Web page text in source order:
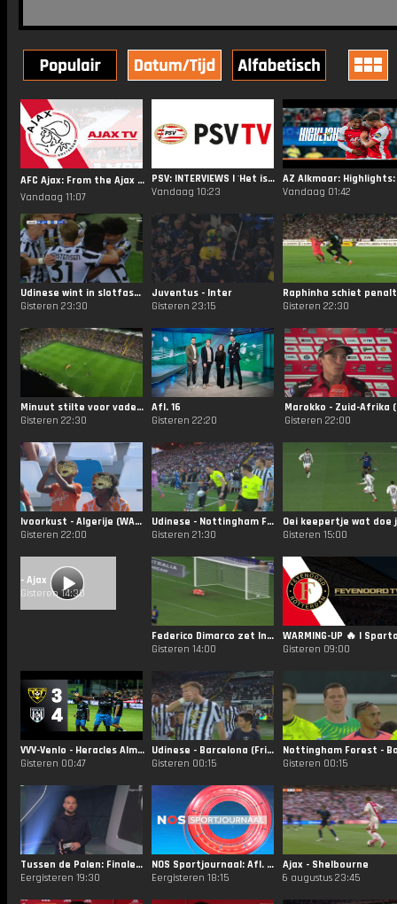
AFC Ajax: From the Ajax Archives: Frenkie vs. PEC ❤️
Vandaag 11:07
PSV: INTERVIEWS | 'Het is zo onnodig' 😬
Vandaag 10:23
Vandaag 01:42
Udinese wint in slotfase van Barça!
Gisteren 23:30
Juventus - Inter
Gisteren 23:15
Gisteren 22:30
Minuut stilte voor vader van Messi bij Barcelona
Gisteren 22:30
Afl. 16
Gisteren 22:20
Gisteren 22:00
Ivoorkust - Algerije (WAFCON)
Gisteren 22:00
Udinese - Nottingham Forest (Friuli Venezia Giulia Cup)
Gisteren 21:30
Gisteren 15:00
- Ajax
Gisteren 14:30
Federico Dimarco zet Inter op voorsprong tegen Juventus!
Gisteren 14:00
Gisteren 09:00
VVV-Venlo - Heracles Almelo | 07-08-2026 |
Gisteren 00:47
Udinese - Barcelona (Friuli Venezia Giulia Cup)
Gisteren 00:15
Gisteren 00:15
Tussen de Palen: Finale Ajax 1995
Eergisteren 19:30
NOS Sportjournaal: Afl. 126
Eergisteren 18:15
Ajax - Shelbourne
6 augustus 23:45